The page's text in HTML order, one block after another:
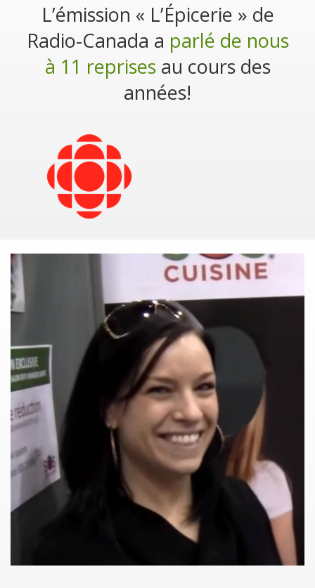
L’émission « L’Épicerie » de
Radio-Canada a parlé de nous
à 11 reprisesau cours des
années!